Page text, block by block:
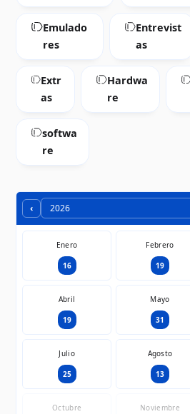
Emulado
res
Entrevist
as
Extr
as
Hardwa
re
softwa
re
‹
Enero
16
Febrero
19
Abril
19
Mayo
31
Julio
25
Agosto
13
Octubre Noviembre